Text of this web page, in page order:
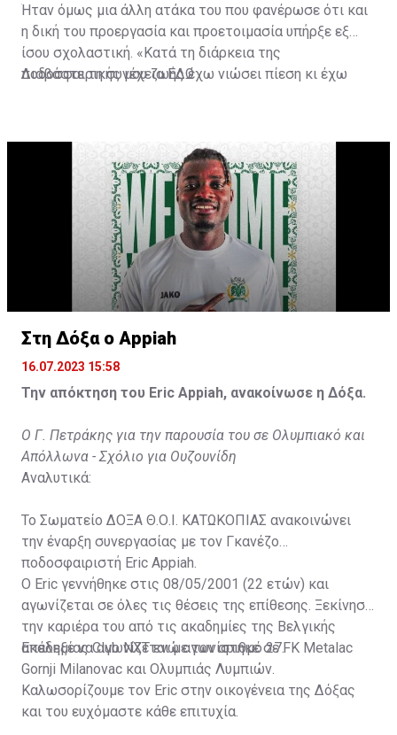
Ήταν όμως μια άλλη ατάκα του που φανέρωσε ότι και
η δική του προεργασία και προετοιμασία υπήρξε εξ
ίσου σχολαστική. «Κατά τη διάρκεια της
ποδοσφαιρικής μου ζωής έχω νιώσει πίεση κι έχω
Διαβάστε τη συνέχειαΕΔΩ
Στη Δόξα ο Appiah
16.07.2023 15:58
Την απόκτηση του Eric Appiah, ανακοίνωσε η Δόξα.
Ο Γ. Πετράκης για την παρουσία του σε Ολυμπιακό και
Απόλλωνα - Σχόλιο για Ουζουνίδη
Αναλυτικά:
Το Σωματείο ΔΟΞΑ Θ.Ο.Ι. ΚΑΤΩΚΟΠΙΑΣ ανακοινώνει
την έναρξη συνεργασίας με τον Γκανέζο
ποδοσφαιριστή Eric Appiah.
Ο Eric γεννήθηκε στις 08/05/2001 (22 ετών) και
αγωνίζεται σε όλες τις θέσεις της επίθεσης. Ξεκίνησε
την καριέρα του από τις ακαδημίες της Βελγικής
ακαδημίας Club NXT ενώ αγωνίστηκε σε FK Metalac
Gornji Milanovac και Ολυμπιάς Λυμπιών.
Επέλεξε να αγωνίζεται με τον αριθμό 27.
Καλωσορίζουμε τον Eric στην οικογένεια της Δόξας
και του ευχόμαστε κάθε επιτυχία.